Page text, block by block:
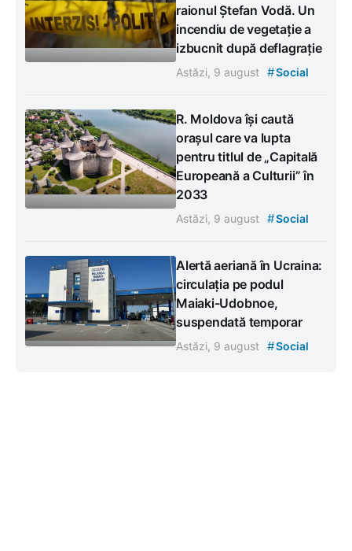
raionul Ștefan Vodă. Un
incendiu de vegetație a
izbucnit după deflagrație
Astăzi, 9 august #Social
R. Moldova își caută
orașul care va lupta
pentru titlul de „Capitală
Europeană a Culturii” în
2033
Astăzi, 9 august #Social
Alertă aeriană în Ucraina:
circulația pe podul
Maiaki-Udobnoe,
suspendată temporar
Astăzi, 9 august #Social